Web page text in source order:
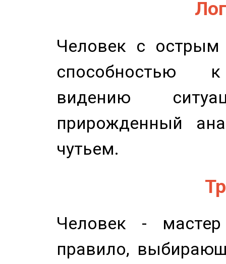
Человек с
способностью к
видению
прирожденный
чутьем.
Человек -
правило,